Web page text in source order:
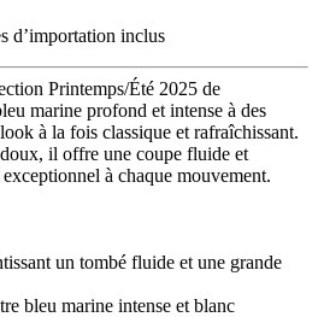
d’importation inclus
Printemps/Été 2025 de
marine profond et intense à des
à la fois classique et rafraîchissant.
il offre une coupe fluide et
à chaque mouvement.
un tombé fluide et une grande
bleu marine intense et blanc